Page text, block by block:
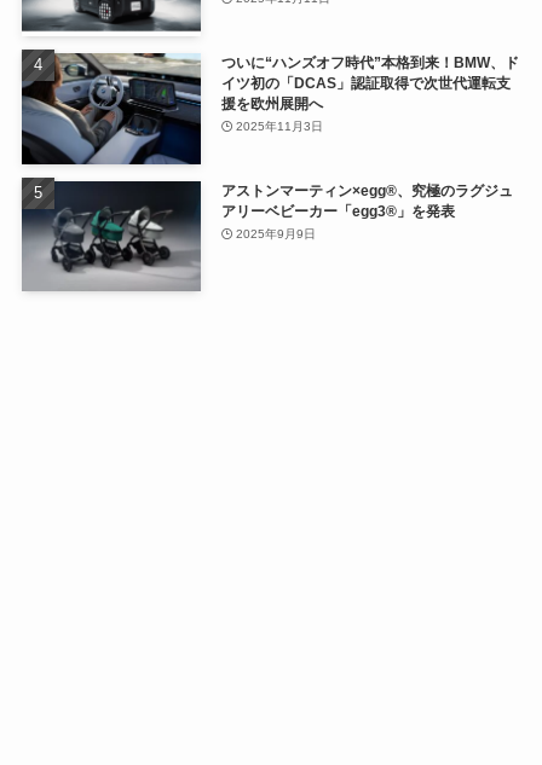
ついに“ハンズオフ時代”本格到来！BMW、ド
イツ初の「DCAS」認証取得で次世代運転支
援を欧州展開へ
2025年11月3日
アストンマーティン×egg®、究極のラグジュ
アリーベビーカー「egg3®」を発表
2025年9月9日